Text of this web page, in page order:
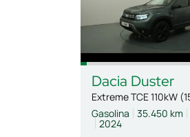
Dacia Duster
Gasolina
35.450 km
2024